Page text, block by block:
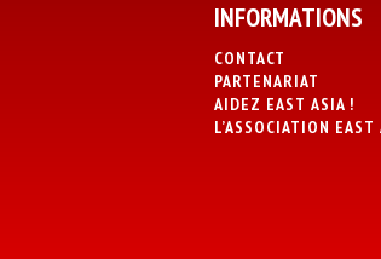
INFORMATIONS
CONTACT
PARTENARIAT
AIDEZ EAST ASIA !
L’ASSOCIATION EAST